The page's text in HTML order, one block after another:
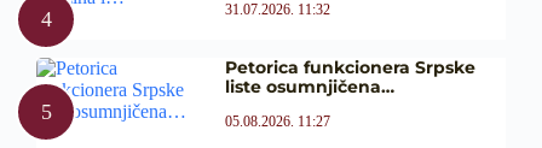
31.07.2026. 11:32
Petorica funkcionera Srpske
liste osumnjičena…
05.08.2026. 11:27